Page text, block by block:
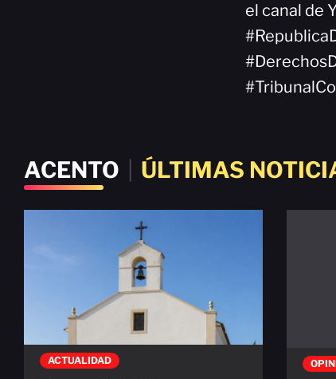
el canal de
ACENTO ÚLTIMAS
ACTUALIDAD